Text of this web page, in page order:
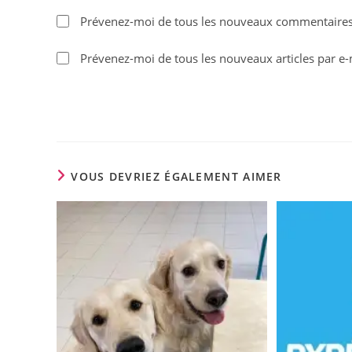
name
or
username
Prévenez-moi de tous les nouveaux
Prévenez-moi de tous les nouveaux articles par
VOUS DEVRIEZ ÉGALEMENT AIMER